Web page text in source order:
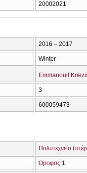
20002021
2016 – 2017
Winter
Emmanouil
3
600059473
Πολυτεχνείο
Όροφος 1